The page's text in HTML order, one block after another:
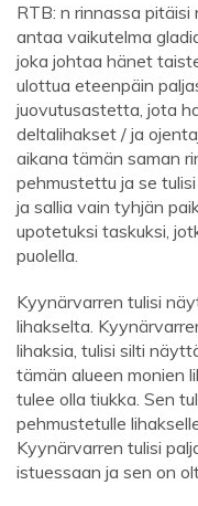
RTB: n rinnassa
antaa vaikutelma
joka johtaa hänet
ulottua eteenpäin
juovutusastetta, jota
deltalihakset / ja
aikana tämän saman
pehmustettu ja se
ja sallia vain tyhjän
upotetuksi taskuksi,
puolella.
Kyynärvarren tulisi
lihakselta.
lihaksia, tulisi silti
tämän alueen monien
tulee olla tiukka. Sen
pehmustetulle
Kyynärvarren tulisi
istuessaan ja sen on